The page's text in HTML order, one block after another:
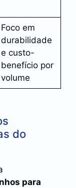
Foco em
durabilidade
e custo-
benefício por
volume
do
para